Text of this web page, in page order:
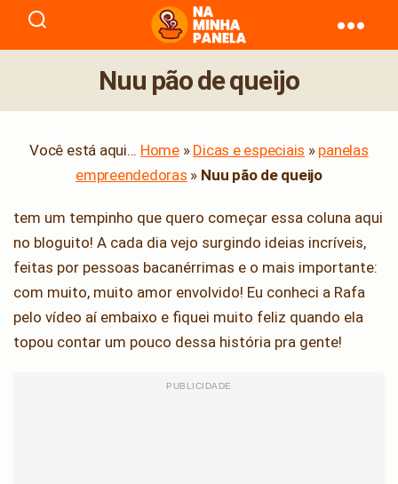
naminhapanela.com
Nuu pão de queijo
Você está aqui... Home» Dicas e especiais » panelas
empreendedoras » Nuu pão de queijo
tem um tempinho que quero começar essa coluna aqui
no bloguito! A cada dia vejo surgindo ideias incríveis,
feitas por pessoas bacanérrimas e o mais importante:
com muito, muito amor envolvido! Eu conheci a Rafa
pelo vídeo aí embaixo e fiquei muito feliz quando ela
topou contar um pouco dessa história pra gente!